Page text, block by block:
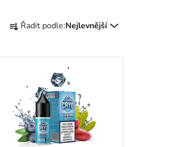
a
e
d
Řadit podle:Nejlevnější